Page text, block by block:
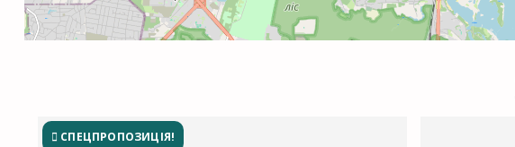
СПЕЦПРОПОЗИЦІЯ!